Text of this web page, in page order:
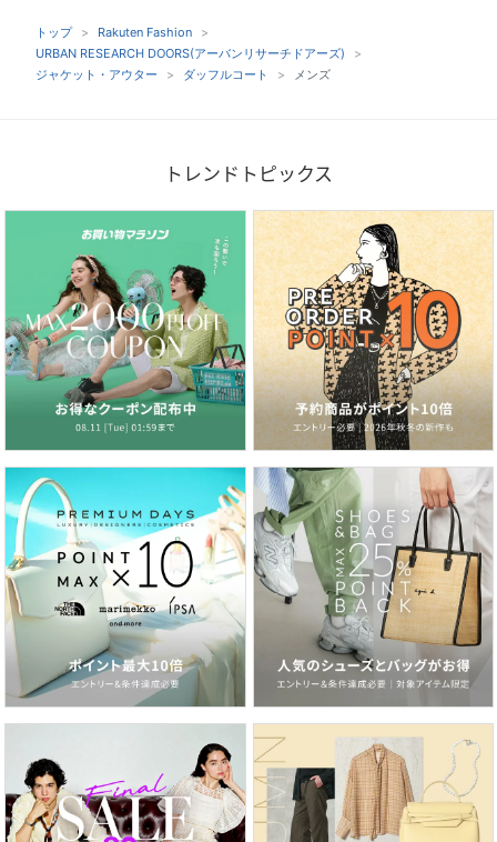
トップ
Rakuten Fashion
URBAN RESEARCH DOORS(アーバンリサーチドアーズ)
ジャケット・アウター
ダッフルコート メンズ
トレンドトピックス